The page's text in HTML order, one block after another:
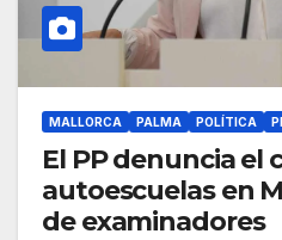
MALLORCA PALMA POLÍTICA
El PP denuncia el
autoescuelas en
de examinadores